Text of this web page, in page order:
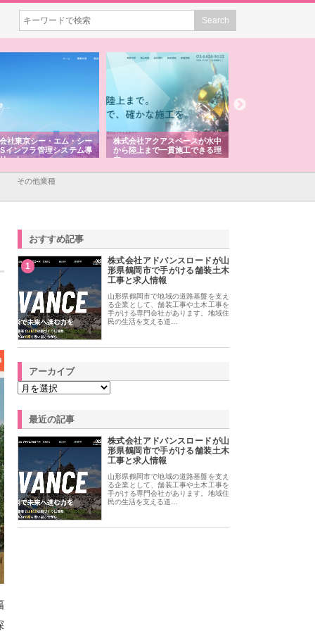
社アクアスペースが水中
上まで一貫施工できる理
株式会社地盤調査事務所が選ば
れ続ける理由と建設コンサルの
強み
その他業種
おすすめ記事
1
株式会社アドバンスロードが山
形県鶴岡市で手がける舗装土木
工事と求人情報
山形県鶴岡市で地域の道路基盤を支え
る企業として、舗装工事や土木工事を
手がける専門会社があります。地域住
民の生活を支える道…
アーカイブ
最近の記事
株式会社アドバンスロードが山
形県鶴岡市で手がける舗装土木
工事と求人情報
山形県鶴岡市で地域の道路基盤を支え
る企業として、舗装工事や土木工事を
手がける専門会社があります。地域住
民の生活を支える道…